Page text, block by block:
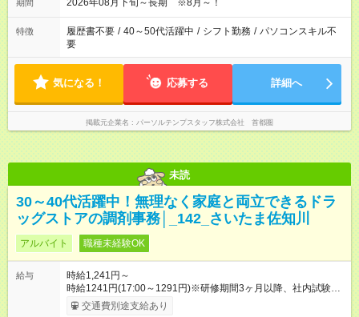
期間 2026年08月下旬～長期 ※8月～！
特徴 履歴書不要 / 40～50代活躍中 / シフト勤務 / パソコンスキル不
要
気になる！ 応募する 詳細へ
掲載元企業名 パーソルテンプスタッフ株式会社 首都圏
未読
30～40代活躍中！無理なく家庭と両立できるドラ
ッグストアの調剤事務│_142_さいたま佐知川
アルバイト 職種未経験OK
給与
時給1,241円～
時給1241円(17:00～1291円)※研修期間3ヶ月以降、社内試験に
よる更新判定あり 社内試験合格後、時給＋50～100円の昇給あ
り （大学生は＋20円） 試用期間あり：入社日から3ヶ月間／本
交通費別途支給あり